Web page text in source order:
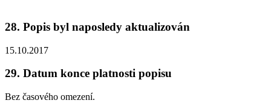
28. Popis byl naposledy aktualizován
15.10.2017
29. Datum konce platnosti popisu
Bez časového omezení.